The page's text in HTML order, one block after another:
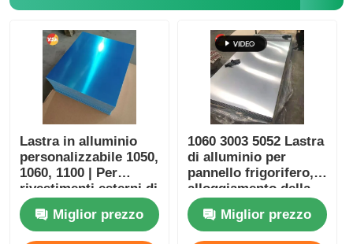
Lastra in alluminio
personalizzabile 1050,
1060, 1100 | Per
rivestimenti esterni di
edifici, pannelli per
facciate continue e
ante di armadi
Miglior prezzo
1060 3003 5052 Lastra
di alluminio per
pannello frigorifero,
alloggiamento della
lavatrice
Miglior prezzo